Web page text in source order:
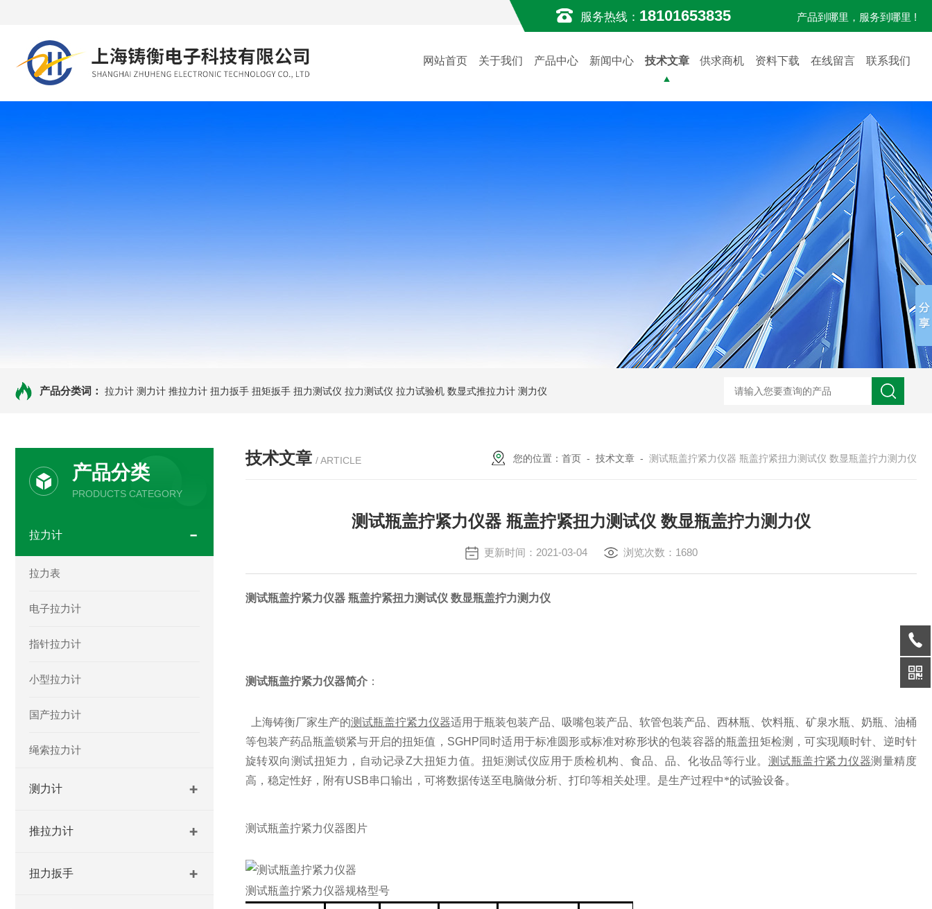
服务热线： 18101653835 产品到哪里，服务到哪里 !
网站首页 关于我们 产品中心 新闻中心 技术文章 供求商机 资料下载 在线留言 联系我们
产品分类词： 拉力计 测力计 推拉力计 扭力扳手 扭矩扳手 扭力测试仪 拉力测试仪 拉力试验机 数显式推拉力计 测力仪
产品分类
PRODUCTS CATEGORY
拉力计
拉力表
电子拉力计
指针拉力计
小型拉力计
国产拉力计
绳索拉力计
测力计
推拉力计
扭力扳手
技术文章 / ARTICLE 您的位置： 首页 - 技术文章 - 测试瓶盖拧紧力仪器 瓶盖拧紧扭力测试仪 数显瓶盖拧力测力仪
测试瓶盖拧紧力仪器 瓶盖拧紧扭力测试仪 数显瓶盖拧力测力仪
更新时间：2021-03-04 浏览次数：1680
测试瓶盖拧紧力仪器 瓶盖拧紧扭力测试仪 数显瓶盖拧力测力仪
测试瓶盖拧紧力仪器简介：
上海铸衡厂家生产的测试瓶盖拧紧力仪器适用于瓶装包装产品、吸嘴包装产品、软管包装产品
西林瓶、饮料瓶、矿泉水瓶、奶瓶、油桶
等包装产药品瓶盖锁紧与开启的扭矩值， SGHP同时适用于标准圆形或标准对称形状的包装容器的瓶盖扭矩检测，可实现顺时针、逆时针
旋转双向测试扭矩力，自动记录Z大扭矩力值。扭矩测试仪应用于质检机构、食品、品、化妆品等行业。 测试瓶盖拧紧力仪器测量精度
高，稳定性好， 附有USB串口输出，可将数据传送至电脑做分析、打印等相关处理。 是生产过程中*的试验设备。
测试瓶盖拧紧力仪器图片
测试瓶盖拧紧力仪器规格型号